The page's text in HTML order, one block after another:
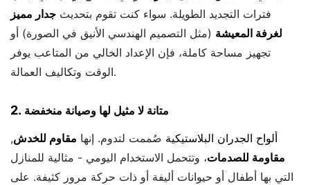
فترات التجديد الطويلة. سواء كنت تقوم بتحديث جدار مميز
لغرفة المعيشة (مثل التصميم الهندسي الأنيق في الصورة) أو
تجهيز مساحة كاملة، فإن الإعداد الخالي من المتاعب يوفر
الوقت وتكاليف العمالة.
2. متانة لا مثيل لها وصيانة منخفضة
ألواح الجدران البلاستيكية صُممت لتدوم. إنها مقاوم للخدش,
مقاومة للصدمات، وتتحمل الاستخدام اليومي - مثالية للمنازل
التي بها أطفال أو حيوانات أليفة أو ذات حركة مرور كثيفة. على